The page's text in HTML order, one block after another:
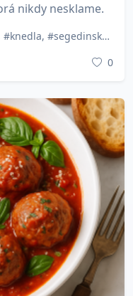
nikdy nesklame.
#bravcovemaso, #gulas, #kapusta, #knedla, #segedinskygulas, #slovenskakuchyna, #smotana, #tradicnerecepty, #vecera, #zimnejedlo
0